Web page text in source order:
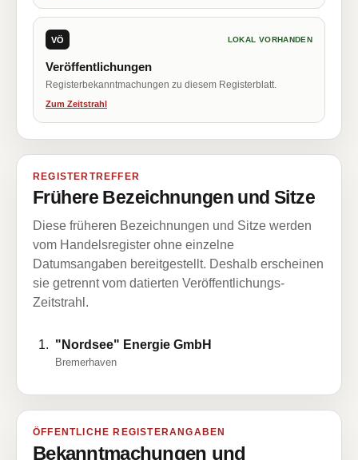
VÖ LOKAL VORHANDEN
Veröffentlichungen
Registerbekanntmachungen zu diesem Registerblatt.
Zum Zeitstrahl
REGISTERTREFFER
Frühere Bezeichnungen und Sitze
Diese früheren Bezeichnungen und Sitze werden
vom Handelsregister ohne einzelne
Datumsangaben bereitgestellt. Deshalb erscheinen
sie getrennt vom datierten Veröffentlichungs-
Zeitstrahl.
"Nordsee" Energie GmbH
Bremerhaven
ÖFFENTLICHE REGISTERANGABEN
Bekanntmachungen und